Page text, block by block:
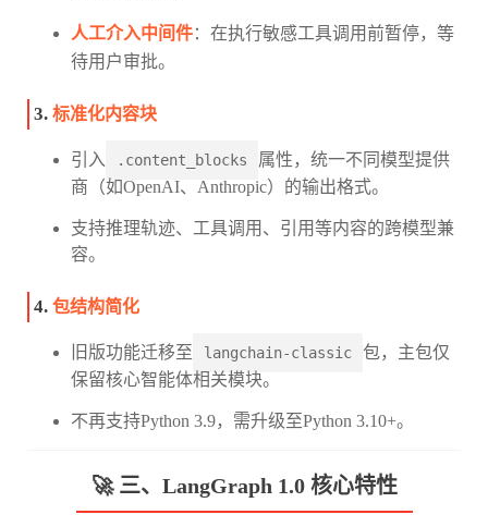
人工介入中间件：在执行敏感工具调用前暂停，等
待用户审批。
3. 标准化内容块
引入 .content_blocks
属性，统一不同模型提供
商（如OpenAI、Anthropic）的输出格式。
支持推理轨迹、工具调用、引用等内容的跨模型兼
容。
4. 包结构简化
旧版功能迁移至 langchain-classic
包，主包仅
保留核心智能体相关模块。
不再支持Python 3.9，需升级至Python 3.10+。
🚀 三、LangGraph 1.0 核心特性